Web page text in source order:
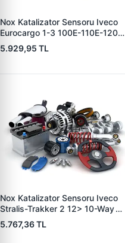
Nox Katalizator Sensoru Iveco
Eurocargo 1-3 100E-110E-120E-
140E-150E-160E-180E 00>15
Stralis 440 03> Trakker 380-
Mm - 5 Pin | YUNYI NOX0506 |
5.929,95 TL
Nox Katalizator Sensoru Iveco
Stralis-Trakker 2 12> 10-Way
19> Euro 6 834 Mm - 5 Pin |
YUNYI NOX1303 | OEM
5.767,36 TL